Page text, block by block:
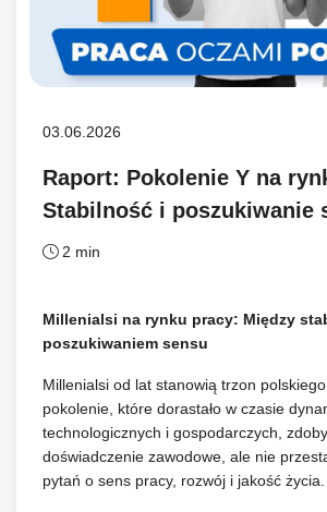
03.06.2026
Raport: Pokolenie Y na
Stabilność i poszukiwanie
2 min
Millenialsi na rynku pracy: Między
poszukiwaniem sensu
Millenialsi od lat stanowią trzon
pokolenie, które dorastało w czasie
technologicznych i gospodarczych,
doświadczenie zawodowe, ale nie
pytań o sens pracy, rozwój i jakość życia.